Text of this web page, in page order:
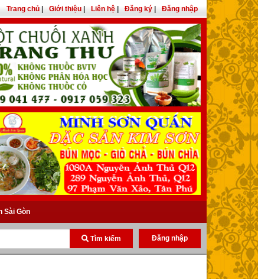
Trang chủ Giới thiệu Liên hệ Đăng ký Đăng nhập
Sài Gòn
Tìm kiếm Đăng nhập